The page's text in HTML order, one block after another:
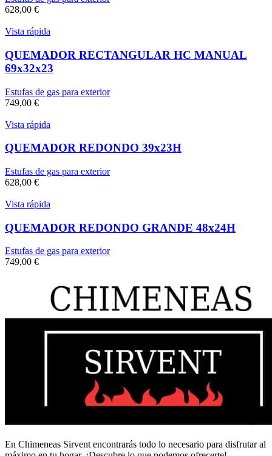
628,00 €
Vista rápida
QUEMADOR RECTANGULAR HC MANUAL
69x32x23
Estufas de gas para exterior
749,00 €
Vista rápida
QUEMADOR REDONDO 39x23H
Estufas de gas para exterior
628,00 €
Vista rápida
QUEMADOR REDONDO GRANDE 48x24H
Estufas de gas para exterior
749,00 €
En Chimeneas Sirvent encontrarás todo lo necesario para disfrutar al